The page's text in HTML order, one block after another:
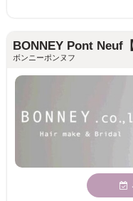
BONNEY Pont Neuf
ボンニーポンヌフ